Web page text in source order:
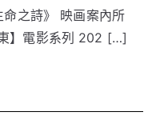
之詩》 映画案內所
】電影系列 202 […]